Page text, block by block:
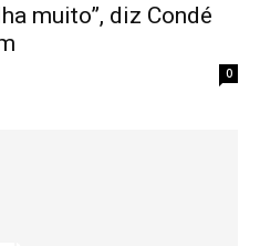
muito”, diz Condé
0